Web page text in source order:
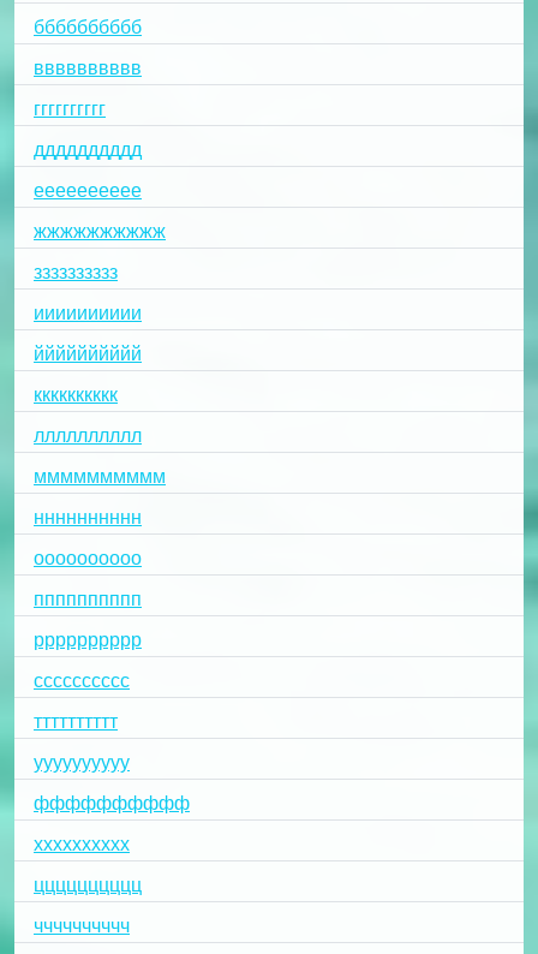
бббббббббб
вввввввввв
гггггггггг
дддддддддд
ееееееееее
жжжжжжжжжж
зззззззззз
ииииииииии
йййййййййй
кккккккккк
лллллллллл
мммммммммм
нннннннннн
оооооооооо
пппппппппп
рррррррррр
сссссссссс
тттттттттт
уууууууууу
фффффффффф
хххххххххх
цццццццццц
чччччччччч